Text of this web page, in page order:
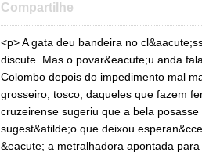
Compartilhe
<p> A gata deu bandeira no
discute. Mas o povar&eacute;u anda
Colombo depois do impedimento mal
grosseiro, tosco, daqueles que fazem
cruzeirense sugeriu que a bela
sugest&atilde;o que deixou
&eacute; a metralhadora apontada